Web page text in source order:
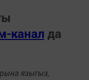
канал да
языгыз,